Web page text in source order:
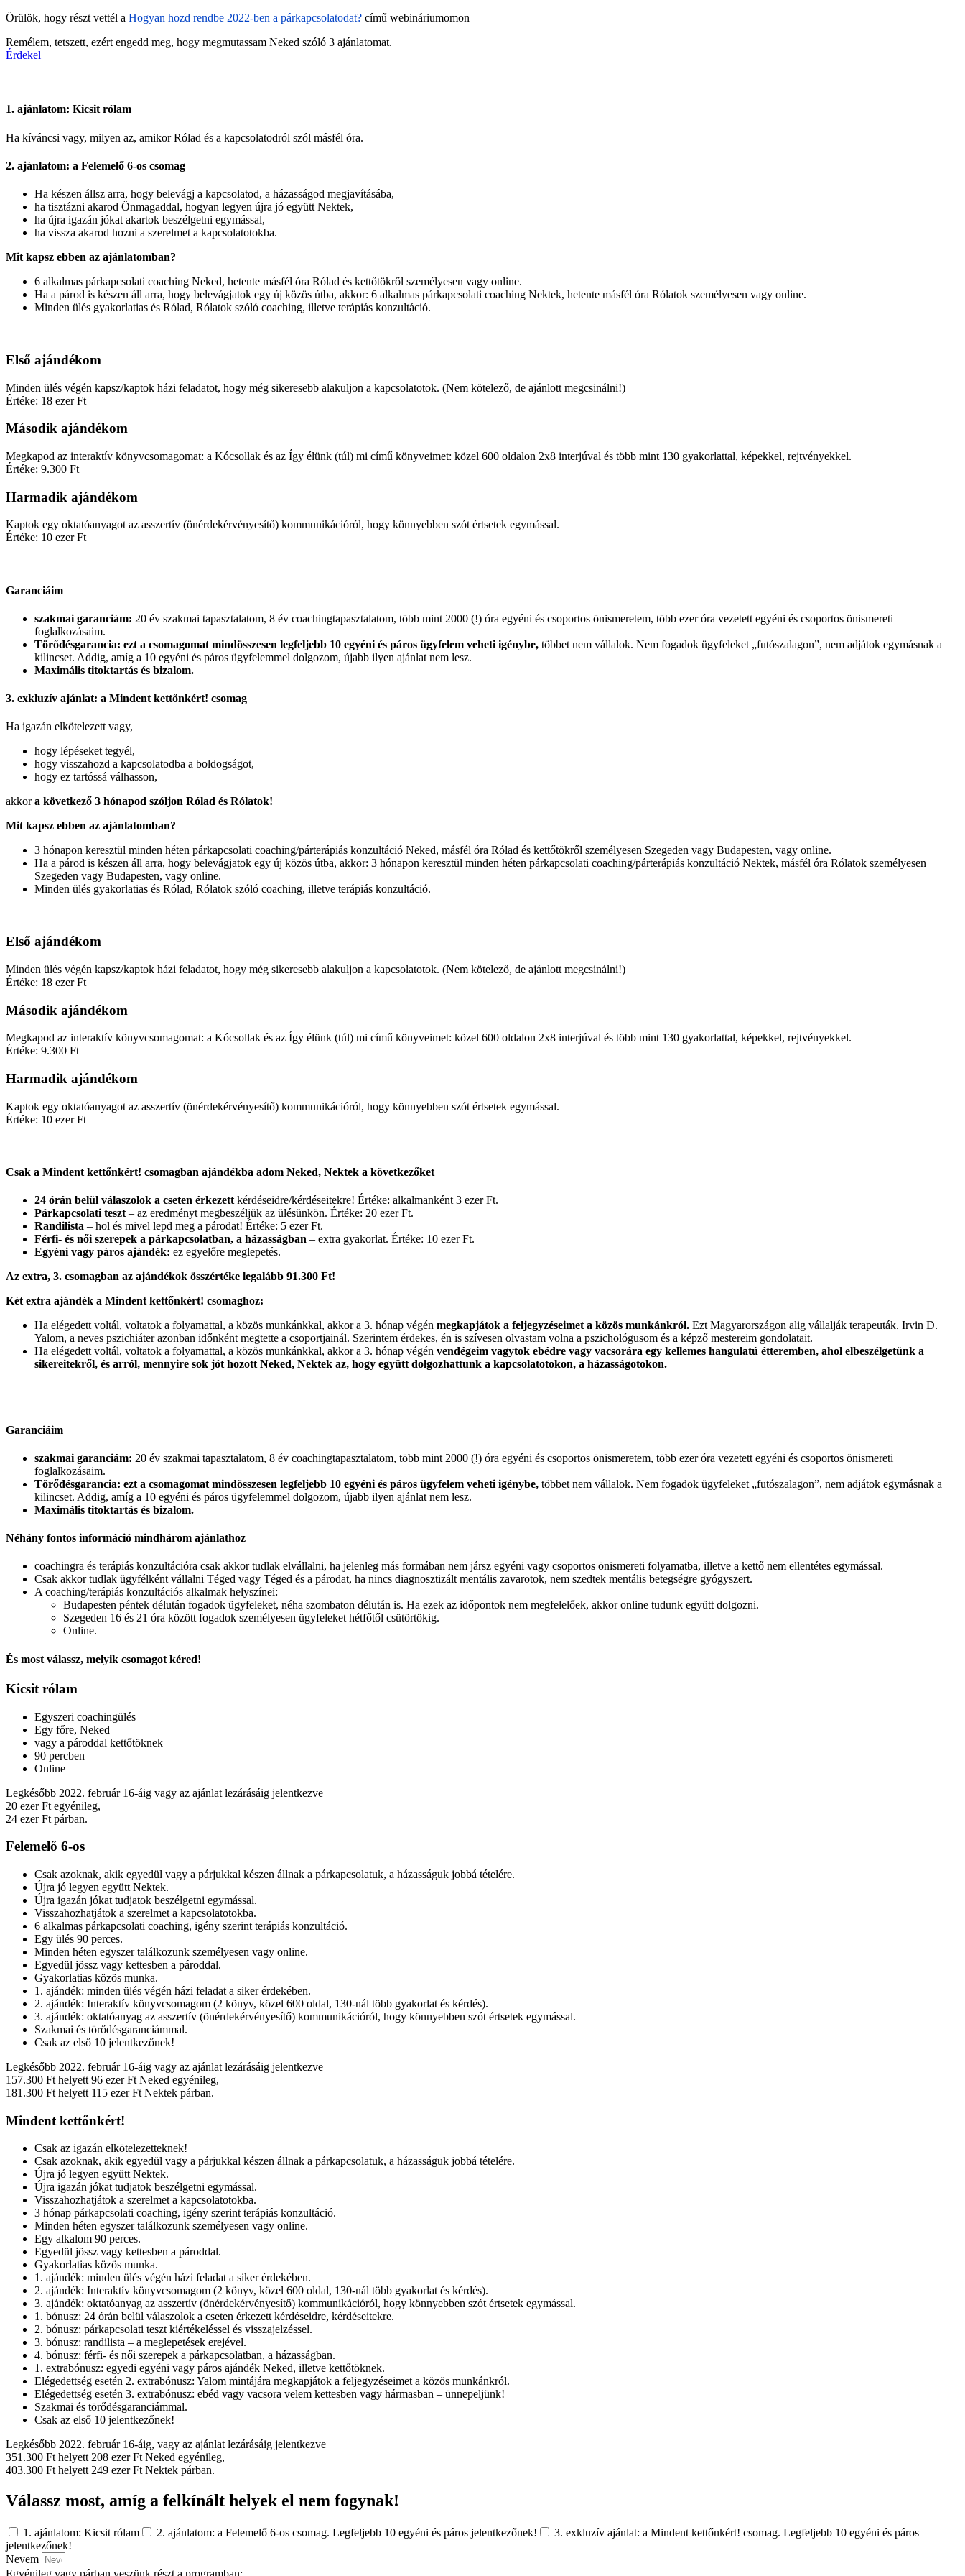
Örülök, hogy részt vettél a Hogyan hozd rendbe 2022-ben a párkapcsolatodat? című webináriumomon
Remélem, tetszett, ezért engedd meg, hogy megmutassam Neked szóló 3 ajánlatomat.
Érdekel
1. ajánlatom: Kicsit rólam
Ha kíváncsi vagy, milyen az, amikor Rólad és a kapcsolatodról szól másfél óra.
2. ajánlatom: a Felemelő 6-os csomag
Ha készen állsz arra, hogy belevágj a kapcsolatod, a házasságod megjavításába,
ha tisztázni akarod Önmagaddal, hogyan legyen újra jó együtt Nektek,
ha újra igazán jókat akartok beszélgetni egymással,
ha vissza akarod hozni a szerelmet a kapcsolatotokba.
Mit kapsz ebben az ajánlatomban?
6 alkalmas párkapcsolati coaching Neked, hetente másfél óra Rólad és kettőtökről személyesen vagy online.
Ha a párod is készen áll arra, hogy belevágjatok egy új közös útba, akkor: 6 alkalmas párkapcsolati coaching Nektek, hetente másfél óra Rólatok személyesen vagy online.
Minden ülés gyakorlatias és Rólad, Rólatok szóló coaching, illetve terápiás konzultáció.
Első ajándékom
Minden ülés végén kapsz/kaptok házi feladatot, hogy még sikeresebb alakuljon a kapcsolatotok. (Nem kötelező, de ajánlott megcsinálni!)
Értéke: 18 ezer Ft
Második ajándékom
Megkapod az interaktív könyvcsomagomat: a Kócsollak és az Így élünk (túl) mi című könyveimet: közel 600 oldalon 2x8 interjúval és több mint 130 gyakorlattal, képekkel, rejtvényekkel.
Értéke: 9.300 Ft
Harmadik ajándékom
Kaptok egy oktatóanyagot az asszertív (önérdekérvényesítő) kommunikációról, hogy könnyebben szót értsetek egymással.
Értéke: 10 ezer Ft
Garanciáim
szakmai garanciám: 20 év szakmai tapasztalatom, 8 év coachingtapasztalatom, több mint 2000 (!) óra egyéni és csoportos önismeretem, több ezer óra vezetett egyéni és csoportos önismereti
foglalkozásaim.
Törődésgarancia: ezt a csomagomat mindösszesen legfeljebb 10 egyéni és páros ügyfelem veheti igénybe, többet nem vállalok. Nem fogadok ügyfeleket „futószalagon”, nem adjátok egymásnak a
kilincset. Addig, amíg a 10 egyéni és páros ügyfelemmel dolgozom, újabb ilyen ajánlat nem lesz.
Maximális titoktartás és bizalom.
3. exkluzív ajánlat: a Mindent kettőnkért! csomag
Ha igazán elkötelezett vagy,
hogy lépéseket tegyél,
hogy visszahozd a kapcsolatodba a boldogságot,
hogy ez tartóssá válhasson,
akkora következő 3 hónapod szóljon Rólad és Rólatok!
Mit kapsz ebben az ajánlatomban?
3 hónapon keresztül minden héten párkapcsolati coaching/párterápiás konzultáció Neked, másfél óra Rólad és kettőtökről személyesen Szegeden vagy Budapesten, vagy online.
Ha a párod is készen áll arra, hogy belevágjatok egy új közös útba, akkor: 3 hónapon keresztül minden héten párkapcsolati coaching/párterápiás konzultáció Nektek, másfél óra Rólatok személyesen
Szegeden vagy Budapesten, vagy online.
Minden ülés gyakorlatias és Rólad, Rólatok szóló coaching, illetve terápiás konzultáció.
Első ajándékom
Minden ülés végén kapsz/kaptok házi feladatot, hogy még sikeresebb alakuljon a kapcsolatotok. (Nem kötelező, de ajánlott megcsinálni!)
Értéke: 18 ezer Ft
Második ajándékom
Megkapod az interaktív könyvcsomagomat: a Kócsollak és az Így élünk (túl) mi című könyveimet: közel 600 oldalon 2x8 interjúval és több mint 130 gyakorlattal, képekkel, rejtvényekkel.
Értéke: 9.300 Ft
Harmadik ajándékom
Kaptok egy oktatóanyagot az asszertív (önérdekérvényesítő) kommunikációról, hogy könnyebben szót értsetek egymással.
Értéke: 10 ezer Ft
Csak a Mindent kettőnkért! csomagban ajándékba adom Neked, Nektek a következőket
24 órán belül válaszolok a cseten érkezett kérdéseidre/kérdéseitekre! Értéke: alkalmanként 3 ezer Ft.
Párkapcsolati teszt – az eredményt megbeszéljük az ülésünkön. Értéke: 20 ezer Ft.
Randilista – hol és mivel lepd meg a párodat! Értéke: 5 ezer Ft.
Férfi- és női szerepek a párkapcsolatban, a házasságban – extra gyakorlat. Értéke: 10 ezer Ft.
Egyéni vagy páros ajándék: ez egyelőre meglepetés.
Az extra, 3. csomagban az ajándékok összértéke legalább 91.300 Ft!
Két extra ajándék a Mindent kettőnkért! csomaghoz:
Ha elégedett voltál, voltatok a folyamattal, a közös munkánkkal, akkor a 3. hónap végén megkapjátok a feljegyzéseimet a közös munkánkról. Ezt Magyarországon alig vállalják terapeuták. Irvin D.
Yalom, a neves pszichiáter azonban időnként megtette a csoportjainál. Szerintem érdekes, én is szívesen olvastam volna a pszichológusom és a képző mestereim gondolatait.
Ha elégedett voltál, voltatok a folyamattal, a közös munkánkkal, akkor a 3. hónap végén vendégeim vagytok ebédre vagy vacsorára egy kellemes hangulatú étteremben, ahol elbeszélgetünk a
sikereitekről, és arról, mennyire sok jót hozott Neked, Nektek az, hogy együtt dolgozhattunk a kapcsolatotokon, a házasságotokon.
Garanciáim
szakmai garanciám: 20 év szakmai tapasztalatom, 8 év coachingtapasztalatom, több mint 2000 (!) óra egyéni és csoportos önismeretem, több ezer óra vezetett egyéni és csoportos önismereti
foglalkozásaim.
Törődésgarancia: ezt a csomagomat mindösszesen legfeljebb 10 egyéni és páros ügyfelem veheti igénybe, többet nem vállalok. Nem fogadok ügyfeleket „futószalagon”, nem adjátok egymásnak a
kilincset. Addig, amíg a 10 egyéni és páros ügyfelemmel dolgozom, újabb ilyen ajánlat nem lesz.
Maximális titoktartás és bizalom.
Néhány fontos információ mindhárom ajánlathoz
coachingra és terápiás konzultációra csak akkor tudlak elvállalni, ha jelenleg más formában nem jársz egyéni vagy csoportos önismereti folyamatba, illetve a kettő nem ellentétes egymással.
Csak akkor tudlak ügyfélként vállalni Téged vagy Téged és a párodat, ha nincs diagnosztizált mentális zavarotok, nem szedtek mentális betegségre gyógyszert.
A coaching/terápiás konzultációs alkalmak helyszínei:
Budapesten péntek délután fogadok ügyfeleket, néha szombaton délután is. Ha ezek az időpontok nem megfelelőek, akkor online tudunk együtt dolgozni.
Szegeden 16 és 21 óra között fogadok személyesen ügyfeleket hétfőtől csütörtökig.
Online.
És most válassz, melyik csomagot kéred!
Kicsit rólam
Egyszeri coachingülés
Egy főre, Neked
vagy a pároddal kettőtöknek
90 percben
Online
Legkésőbb 2022. február 16-áig vagy az ajánlat lezárásáig jelentkezve
20 ezer Ft egyénileg,
24 ezer Ft párban.
Felemelő 6-os
Csak azoknak, akik egyedül vagy a párjukkal készen állnak a párkapcsolatuk, a házasságuk jobbá tételére.
Újra jó legyen együtt Nektek.
Újra igazán jókat tudjatok beszélgetni egymással.
Visszahozhatjátok a szerelmet a kapcsolatotokba.
6 alkalmas párkapcsolati coaching, igény szerint terápiás konzultáció.
Egy ülés 90 perces.
Minden héten egyszer találkozunk személyesen vagy online.
Egyedül jössz vagy kettesben a pároddal.
Gyakorlatias közös munka.
1. ajándék: minden ülés végén házi feladat a siker érdekében.
2. ajándék: Interaktív könyvcsomagom (2 könyv, közel 600 oldal, 130-nál több gyakorlat és kérdés).
3. ajándék: oktatóanyag az asszertív (önérdekérvényesítő) kommunikációról, hogy könnyebben szót értsetek egymással.
Szakmai és törődésgaranciámmal.
Csak az első 10 jelentkezőnek!
Legkésőbb 2022. február 16-áig vagy az ajánlat lezárásáig jelentkezve
157.300 Ft helyett 96 ezer Ft Neked egyénileg,
181.300 Ft helyett 115 ezer Ft Nektek párban.
Mindent kettőnkért!
Csak az igazán elkötelezetteknek!
Csak azoknak, akik egyedül vagy a párjukkal készen állnak a párkapcsolatuk, a házasságuk jobbá tételére.
Újra jó legyen együtt Nektek.
Újra igazán jókat tudjatok beszélgetni egymással.
Visszahozhatjátok a szerelmet a kapcsolatotokba.
3 hónap párkapcsolati coaching, igény szerint terápiás konzultáció.
Minden héten egyszer találkozunk személyesen vagy online.
Egy alkalom 90 perces.
Egyedül jössz vagy kettesben a pároddal.
Gyakorlatias közös munka.
1. ajándék: minden ülés végén házi feladat a siker érdekében.
2. ajándék: Interaktív könyvcsomagom (2 könyv, közel 600 oldal, 130-nál több gyakorlat és kérdés).
3. ajándék: oktatóanyag az asszertív (önérdekérvényesítő) kommunikációról, hogy könnyebben szót értsetek egymással.
1. bónusz: 24 órán belül válaszolok a cseten érkezett kérdéseidre, kérdéseitekre.
2. bónusz: párkapcsolati teszt kiértékeléssel és visszajelzéssel.
3. bónusz: randilista – a meglepetések erejével.
4. bónusz: férfi- és női szerepek a párkapcsolatban, a házasságban.
1. extrabónusz: egyedi egyéni vagy páros ajándék Neked, illetve kettőtöknek.
Elégedettség esetén 2. extrabónusz: Yalom mintájára megkapjátok a feljegyzéseimet a közös munkánkról.
Elégedettség esetén 3. extrabónusz: ebéd vagy vacsora velem kettesben vagy hármasban – ünnepeljünk!
Szakmai és törődésgaranciámmal.
Csak az első 10 jelentkezőnek!
Legkésőbb 2022. február 16-áig, vagy az ajánlat lezárásáig jelentkezve
351.300 Ft helyett 208 ezer Ft Neked egyénileg,
403.300 Ft helyett 249 ezer Ft Nektek párban.
Válassz most, amíg a felkínált helyek el nem fogynak!
1. ajánlatom: Kicsit rólam 2. ajánlatom: a Felemelő 6-os csomag. Legfeljebb 10 egyéni és páros jelentkezőnek!
3. exkluzív ajánlat: a Mindent kettőnkért! csomag. Legfeljebb 10 egyéni és páros
jelentkezőnek!
Nevem